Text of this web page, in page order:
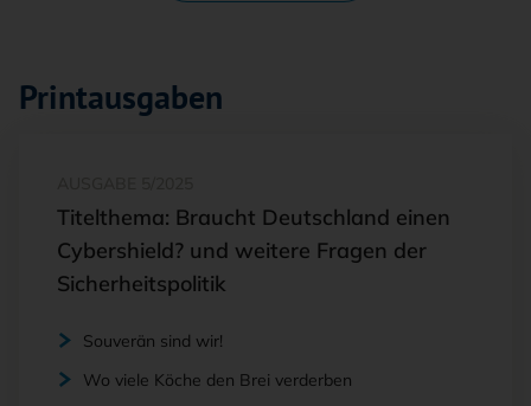
Printausgaben
Titelthema: Braucht Deutschland einen
Cybershield? und weitere Fragen der
Sicherheitspolitik
Souverän sind wir!
Wo viele Köche den Brei verderben